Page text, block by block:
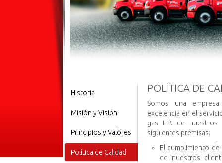
Historia
Misión y Visión
Principios y Valores
Política de Calidad
POLÍTICA DE
Somos una
excelencia en el
gas L.P. de
siguientes premisas:
El cumplimiento
de nuestros